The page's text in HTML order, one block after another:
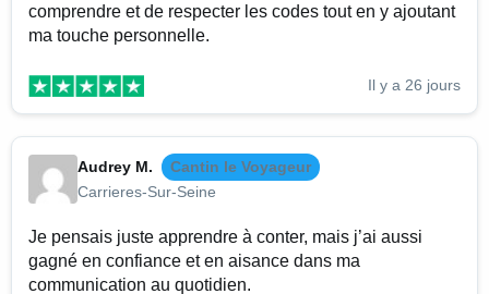
comprendre et de respecter les codes tout en y ajoutant
ma touche personnelle.
Il y a 26 jours
Audrey M.
Cantin le Voyageur
Carrieres-Sur-Seine
Je pensais juste apprendre à conter, mais j’ai aussi
gagné en confiance et en aisance dans ma
communication au quotidien.